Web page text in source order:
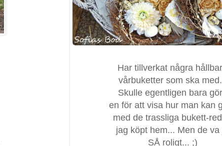
Har tillverkat några
vårbuketter som ska
Skulle egentligen bara
en för att visa hur man kan
med de trassliga bukett-
jag köpt hem... Men de va
SÅ roligt... ;)